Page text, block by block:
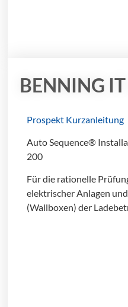
BENNING
Prospekt Kurzanleitung
Auto Sequence®
200
Für die rationelle
elektrischer Anlagen
(Wallboxen) der